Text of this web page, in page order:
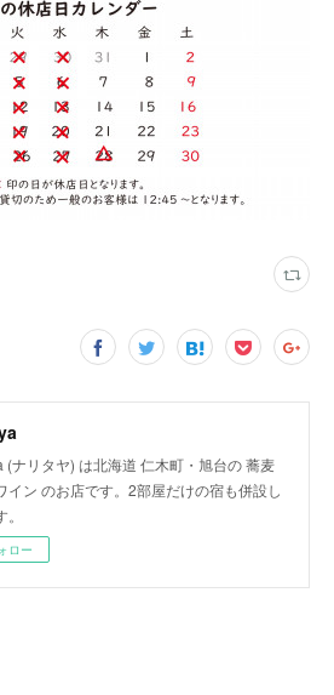
(ナリタヤ) は北海道 仁木町・旭台の 蕎麦
イン のお店です。2部屋だけの宿も併設し
ロー